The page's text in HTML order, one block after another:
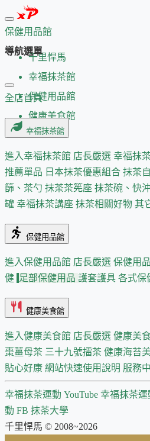
保健用品館
千里悍馬
幸福抹茶館
保健用品館
健康美食館
導航選單
全店首頁
幸福抹茶館
進入幸福抹茶館 店長嚴選 幸福抹
推薦單品 日本抹茶優惠組合 抹茶
篩、茶勺 抹茶茶筅座 抹茶碗、快
罐 幸福抹茶講座 抹茶相關好物 其
保健用品館
進入保健用品館 店長嚴選 保健用
健 足部保健用品 護套護具 各式保
健康美食館
進入健康美食館 店長嚴選 健康美
棗薑母茶 三十九號擂茶 健康海苔
貼心好康 網站快速使用說明 服務
幸福抹茶運動 YouTube 幸福抹茶運
動 FB 抹茶大學
千里悍馬 © 2008~2026